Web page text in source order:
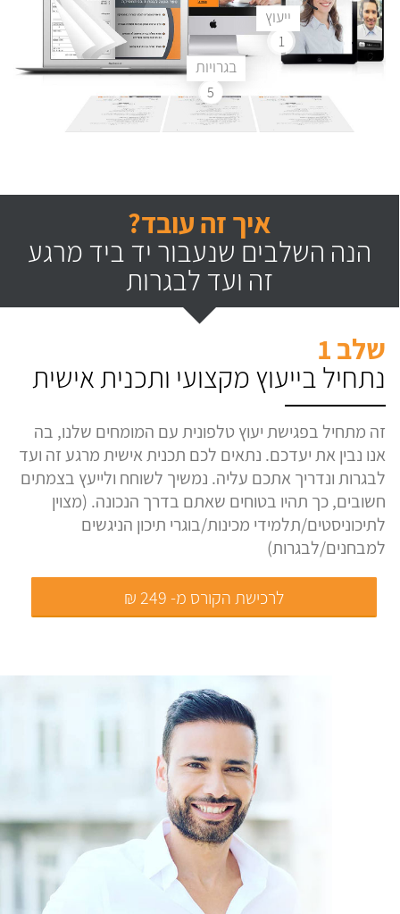
ייעוץ
1
בגרויות
5
איך זה עובד?
הנה השלבים שנעבור יד ביד מרגע
זה ועד לבגרות
שלב 1
נתחיל בייעוץ מקצועי ותכנית אישית
זה מתחיל בפגישת יעוץ טלפונית עם המומחים שלנו, בה
אנו נבין את יעדכם. נתאים לכם תכנית אישית מרגע זה ועד
לבגרות ונדריך אתכם עליה. נמשיך לשוחח ולייעץ בצמתים
חשובים, כך תהיו בטוחים שאתם בדרך הנכונה. (מצוין
לתיכוניסטים/תלמידי מכינות/בוגרי תיכון הניגשים
למבחנים/לבגרות)
לרכישת הקורס מ- 249 ₪